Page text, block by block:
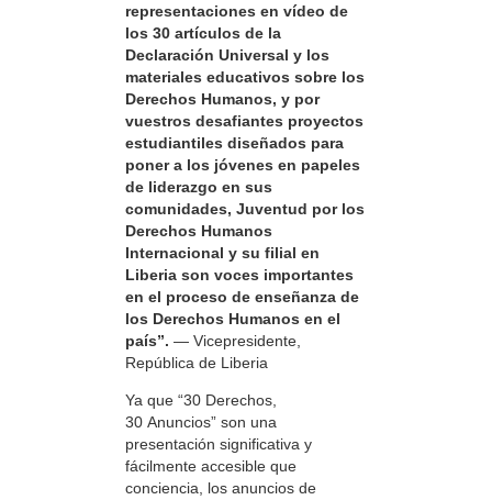
representaciones en vídeo de
los 30 artículos de la
Declaración Universal y los
materiales educativos sobre los
Derechos Humanos, y por
vuestros desafiantes proyectos
estudiantiles diseñados para
poner a los jóvenes en papeles
de liderazgo en sus
comunidades, Juventud por los
Derechos Humanos
Internacional y su filial en
Liberia son voces importantes
en el proceso de enseñanza de
los Derechos Humanos en el
país”. — Vicepresidente,
República de Liberia
Ya que “30 Derechos,
30 Anuncios” son una
presentación significativa y
fácilmente accesible que
conciencia, los anuncios de